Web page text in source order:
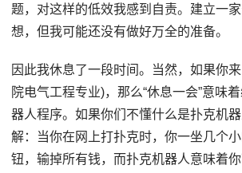
题，对这样的低效我感到自责。建立一
想，但我可能还没有做好万全的准备。
因此我休息了一段时间。当然，如果你
院电气工程专业)，那么“休息一会”意味
器人程序。如果你们不懂什么是扑克机
解：当你在网上打扑克时，你一坐几个
钮，输掉所有钱，而扑克机器人意味着